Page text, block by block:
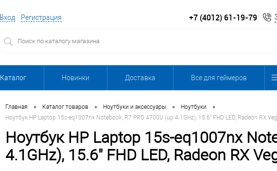
Вход Регистрация +7 (4012) 61-19-79
Каталог Новинки Доставка Все для геймеров
Главная • Каталог товаров • Ноутбуки и аксессуары • Ноутбуки •
Ноутбук HP Laptop 15s-eq1007nx Notebook, R7 PRO 4700U (up 4.1GHz), 15.6" FHD LED, Radeon RX
Ноутбук HP Laptop 15s-eq1007nx
4.1GHz), 15.6" FHD LED, Radeon RX